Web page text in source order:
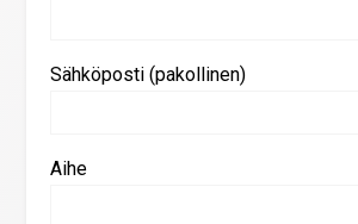
Sähköposti (pakollinen)
Aihe